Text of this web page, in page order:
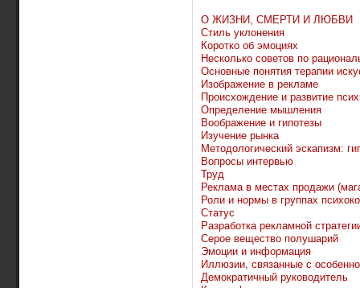
О ЖИЗНИ, СМЕРТИ И ЛЮБВИ
Стиль уклонения
Коротко об эмоциях
Несколько советов по
Основные понятия терапии
Изображение в рекламе
Происхождение и развитие
Определение мышления
Воображение и гипотезы
Изучение рынка
Методологический эскапизм:
Вопросы интервью
Труд
Реклама в местах продажи
Роли и нормы в группах
Статус
Разработка рекламной
Серое вещество полушарий
Эмоции и информация
Иллюзии, связанные с
Демократичный руководитель